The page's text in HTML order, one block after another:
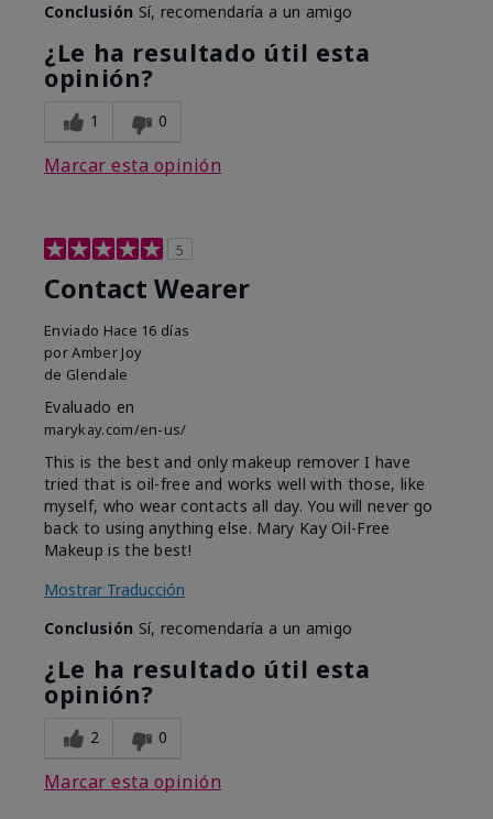
Conclusión Sí, recomendaría a un amigo
¿Le ha resultado útil esta
opinión?
1 0
Marcar esta opinión
5
Contact Wearer
Enviado Hace 16 días
porAmber Joy
de Glendale
Evaluado en
marykay.com/en-us/
This is the best and only makeup remover I have
tried that is oil-free and works well with those, like
myself, who wear contacts all day. You will never go
back to using anything else. Mary Kay Oil-Free
Makeup is the best!
Mostrar Traducción
Conclusión Sí, recomendaría a un amigo
¿Le ha resultado útil esta
opinión?
2 0
Marcar esta opinión